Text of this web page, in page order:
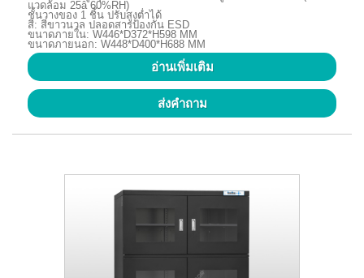
แวดล้อม 25â 60%RH)
ชั้นวางของ 1 ชิ้น ปรับสูงต่ำได้
สี: สีขาวนวล ปลอดสารป้องกัน ESD
ขนาดภายใน: W446*D372*H598 MM
ขนาดภายนอก: W448*D400*H688 MM
อ่านเพิ่มเติม
ส่งคำถาม